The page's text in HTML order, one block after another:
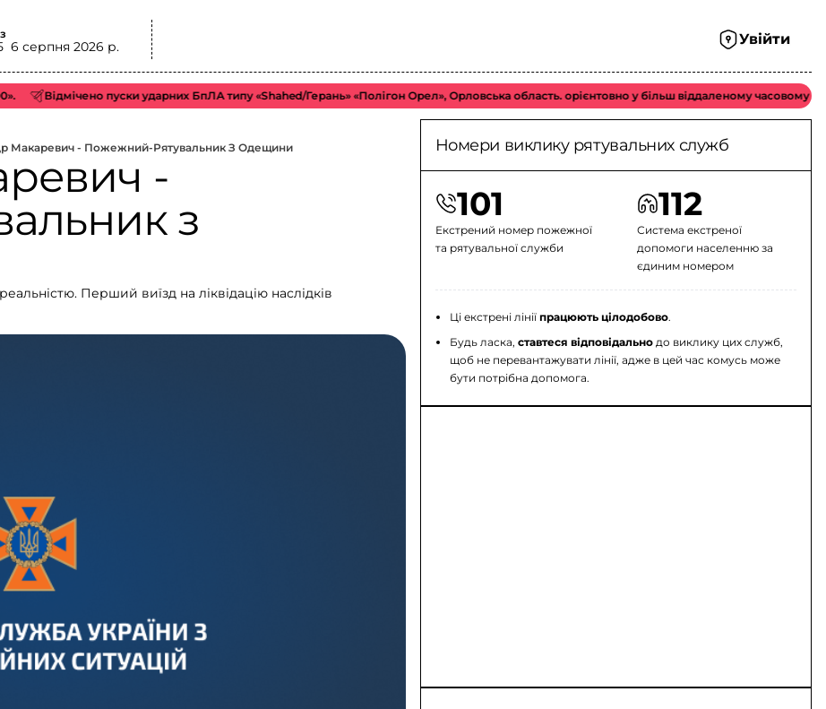
6 серпня 2026 р. Увійти
пуски ударних БпЛА типу «Shahed/Герань» «Полігон Орел», Орловська область. орієнтовно у більш віддаленому часовому вікні
Макаревич - Пожежний-Рятувальник З Одещини
-
з
Перший виїзд на ліквідацію наслідків
Номери виклику рятувальних служб
101
Екстрений номер пожежної
та рятувальної служби
112
Система екстреної
допомоги населенню за
єдиним номером
Ці екстрені лінії працюють цілодобово.
Будь ласка, ставтеся відповідальнодо виклику цих служб,
щоб не перевантажувати лінії, адже в цей час комусь може
бути потрібна допомога.